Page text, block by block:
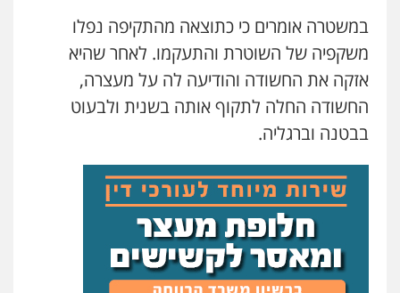
מעצרים וחקירות
קטינים
0538788878
עו"ד אסף דוק
פלילי עבירות מין סמים והימורים פשיעה
חמורה
עו"ד שלי גורביץ – לוי
משפט פלילי פשיעה חמורה
וחקירות צבאי תעבורה
0544218336
במשטרה אומרים כי כתוצאה מהתקיפה נפלו
משקפיה של השוטרת והתעקמו. לאחר שהיא
אזקה את החשודה והודיעה לה על מעצרה,
החשודה החלה לתקוף אותה בשנית ולבעוט
בבטנה וברגליה.